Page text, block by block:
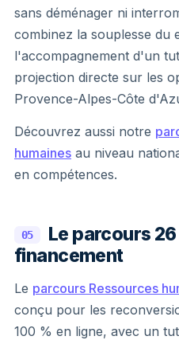
sans déménager ni
combinez la souplesse du
l'accompagnement d'un
projection directe sur les
Provence-Alpes-Côte
Découvrez aussi notre
humaines au niveau
en compétences.
05
Le parcours
financement
Le parcours Ressources
conçu pour les
100 % en ligne, avec un